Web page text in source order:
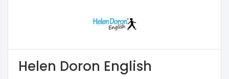
Helen Doron English